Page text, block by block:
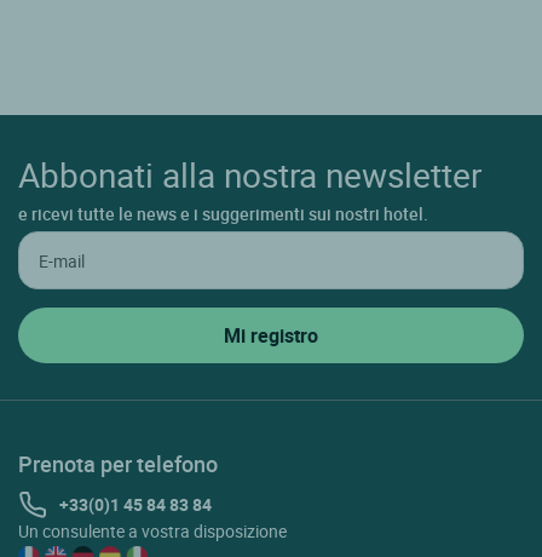
Abbonati alla nostra newsletter
e ricevi tutte le news e i suggerimenti sui nostri hotel.
Prenota per telefono
+33(0)1 45 84 83 84
Un consulente a vostra disposizione